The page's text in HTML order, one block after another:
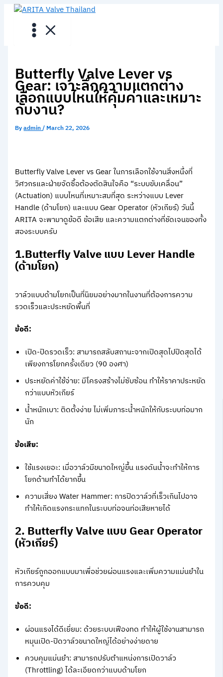
Skip
Butterfly Valve Lever vs
Gear: เจาะลึกความแตกต่าง
เลือกแบบไหนให้คุ้มค่าและเหมาะ
กับงาน?
Byadmin/ March 22, 2026
Butterfly Valve Lever vs Gear ในการเลือกใช้งานสิ่งหนึ่งที่
วิศวกรและฝ่ายจัดซื้อต้องตัดสินใจคือ “ระบบขับเคลื่อน”
(Actuation) แบบไหนที่เหมาะสมที่สุด ระหว่างแบบ Lever
Handle (ด้ามโยก) และแบบ Gear Operator (หัวเกียร์) วันนี้
ARITA จะพามาดูข้อดี ข้อเสีย และความแตกต่างที่ชัดเจนของทั้ง
สองระบบครับ
1.Butterfly Valve แบบ Lever Handle
(ด้ามโยก)
วาล์วแบบด้ามโยกเป็นที่นิยมอย่างมากในงานที่ต้องการความ
รวดเร็วและประหยัดพื้นที่
ข้อดี:
เปิด-ปิดรวดเร็ว: สามารถสลับสถานะจากเปิดสุดไปปิดสุดได้
เพียงการโยกครั้งเดียว (90 องศา)
ประหยัดค่าใช้จ่าย: มีโครงสร้างไม่ซับซ้อน ทำให้ราคาประหยัด
กว่าแบบหัวเกียร์
น้ำหนักเบา: ติดตั้งง่าย ไม่เพิ่มภาระน้ำหนักให้กับระบบท่อมาก
นัก
ข้อเสีย:
ใช้แรงเยอะ: เมื่อวาล์วมีขนาดใหญ่ขึ้น แรงดันน้ำจะทำให้การ
โยกด้ามทำได้ยากขึ้น
ความเสี่ยง Water Hammer: การปิดวาล์วที่เร็วเกินไปอาจ
ทำให้เกิดแรงกระแทกในระบบท่อจนท่อเสียหายได้
2. Butterfly Valve แบบ Gear Operator
(หัวเกียร์)
หัวเกียร์ถูกออกแบบมาเพื่อช่วยผ่อนแรงและเพิ่มความแม่นยำใน
การควบคุม
ข้อดี:
ผ่อนแรงได้ดีเยี่ยม: ด้วยระบบเฟืองทด ทำให้ผู้ใช้งานสามารถ
หมุนเปิด-ปิดวาล์วขนาดใหญ่ได้อย่างง่ายดาย
ควบคุมแม่นยำ: สามารถปรับตำแหน่งการเปิดวาล์ว
(Throttling) ได้ละเอียดกว่าแบบด้ามโยก